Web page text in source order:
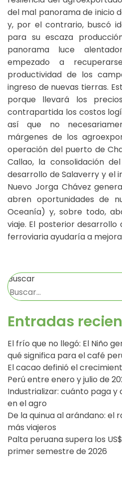
del mal panorama de inicio
y, por el contrario, buscó
para su escaza
panorama luce
empezado a
productividad de los
ingreso de nuevas tierras.
porque llevará los
contrapartida los costos
así que no
márgenes de los
operación del puerto de
Callao, la consolidación
desarrollo de Salaverry y el
Nuevo Jorga Chávez
abren oportunidades de
Oceanía) y, sobre todo,
viaje. El posterior
ferroviaria ayudaría a
Buscar
Entradas
El frío que no llegó: El Niño
qué significa para el café
El cacao definió el
Perú entre enero y julio de
Industrializar: cuánto paga
en el agro
De la quinua al arándano: el
más viajeros
Palta peruana supera los US$
primer semestre de 2026